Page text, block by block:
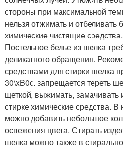
стороны при максимальной
нельзя отжимать и отбеливать
химические чистящие средства.
Постельное белье из шелка
деликатного обращения.
средствами для стирки шелка
30\xB0с. запрещается тереть
щеткой, выжимать, замачивать
стирке химические средства. В
можно добавить небольшое
освежения цвета. Стирать
шелка можно также в